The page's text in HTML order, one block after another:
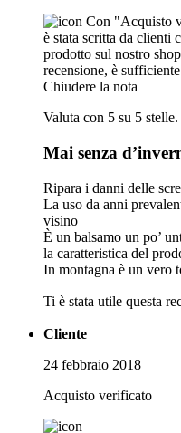
Con "Acquisto
è stata scritta da clienti
prodotto sul nostro
recensione, è
Chiudere la nota
Valuta con 5 su 5 stelle.
Mai senza
Ripara i danni delle
La uso da anni
visino
È un balsamo un po’
la caratteristica del
In montagna è un vero
Ti è stata utile questa
Cliente
24 febbraio 2018
Acquisto verificato